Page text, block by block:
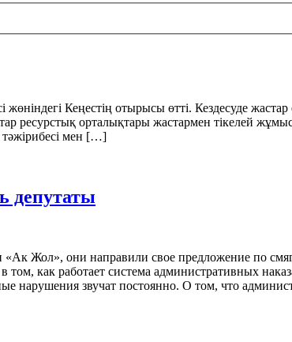
Кеңестің отырысы өтті. Кездесуде жастар
ресурстық орталықтары жастармен тікелей
тәжірибесі мен […]
депутаты
Жол», они направили свое предложение по
том, как работает система административных
нарушения звучат постоянно. О том, что